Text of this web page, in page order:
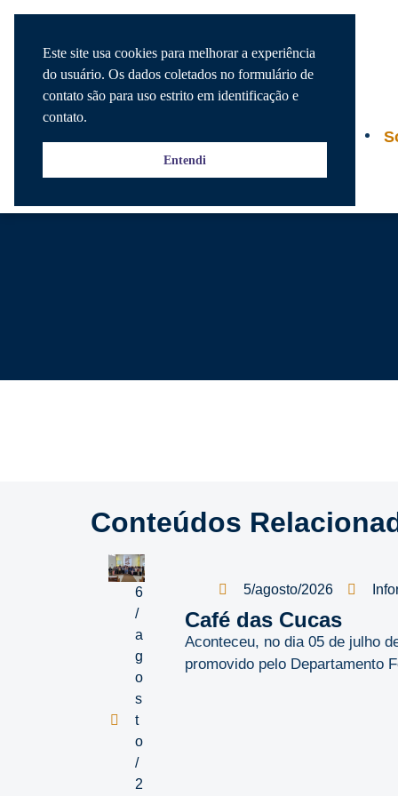
Conteúdos
6
/
a
g
o
s
t
o
/
2
5/agosto/2026
Café das Cucas
Aconteceu, no dia 05 de julho
promovido pelo Departamento
Este site usa cookies para melhorar a experiência
do usuário. Os dados coletados no formulário de
contato são para uso estrito em identificação e
contato.
Entendi